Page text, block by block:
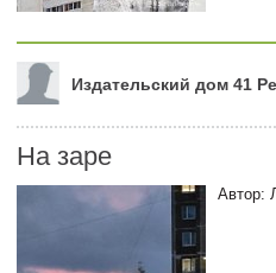
Издательский дом 41
На заре
Автор: